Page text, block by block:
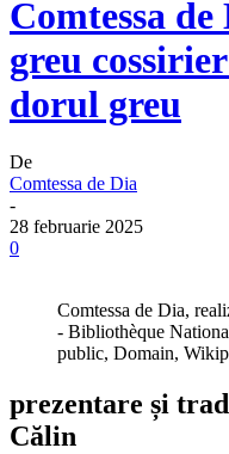
Comtessa
greu
dorul greu
De
Comtessa de Dia
-
28 februarie 2025
0
Comtessa de Dia,
- Bibliothèque
public, Domain,
prezentare și
Călin